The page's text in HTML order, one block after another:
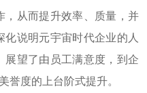
，从而提升效率、质量，并
化说明元宇宙时代企业的人
展望了由员工满意度，到企
誉度的上台阶式提升。